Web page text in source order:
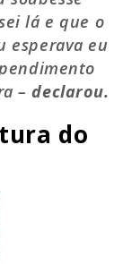
lá e que o
esperava eu
–declarou.
do